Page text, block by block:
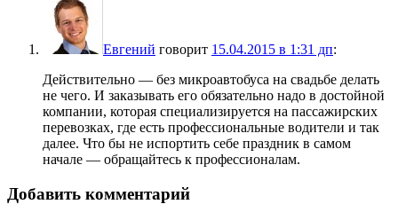
Евгений говорит 15.04.2015 в 1:31 дп:
Действительно — без микроавтобуса на свадьбе делать
не чего. И заказывать его обязательно надо в достойной
компании, которая специализируется на пассажирских
перевозках, где есть профессиональные водители и так
далее. Что бы не испортить себе праздник в самом
начале — обращайтесь к профессионалам.
Добавить комментарий